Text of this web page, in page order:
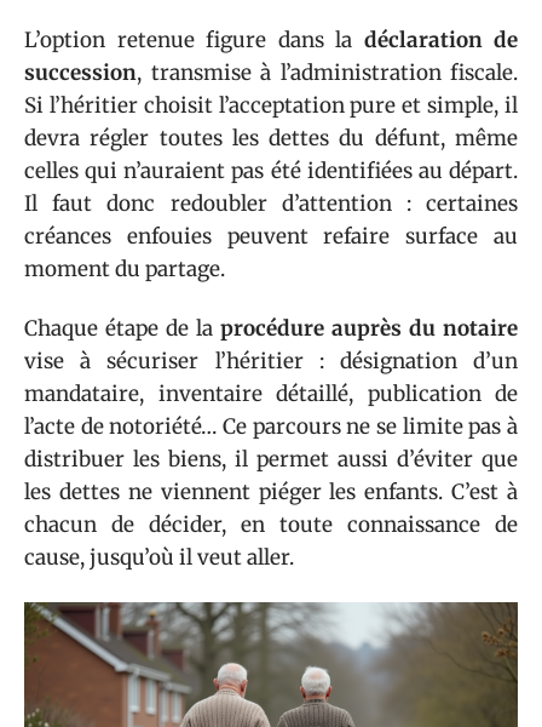
L’option retenue figure dans la déclaration de
succession, transmise à l’administration fiscale.
Si l’héritier choisit l’acceptation pure et simple, il
devra régler toutes les dettes du défunt, même
celles qui n’auraient pas été identifiées au départ.
Il faut donc redoubler d’attention : certaines
créances enfouies peuvent refaire surface au
moment du partage.
Chaque étape de la procédure auprès du notaire
vise à sécuriser l’héritier : désignation d’un
mandataire, inventaire détaillé, publication de
l’acte de notoriété… Ce parcours ne se limite pas à
distribuer les biens, il permet aussi d’éviter que
les dettes ne viennent piéger les enfants. C’est à
chacun de décider, en toute connaissance de
cause, jusqu’où il veut aller.